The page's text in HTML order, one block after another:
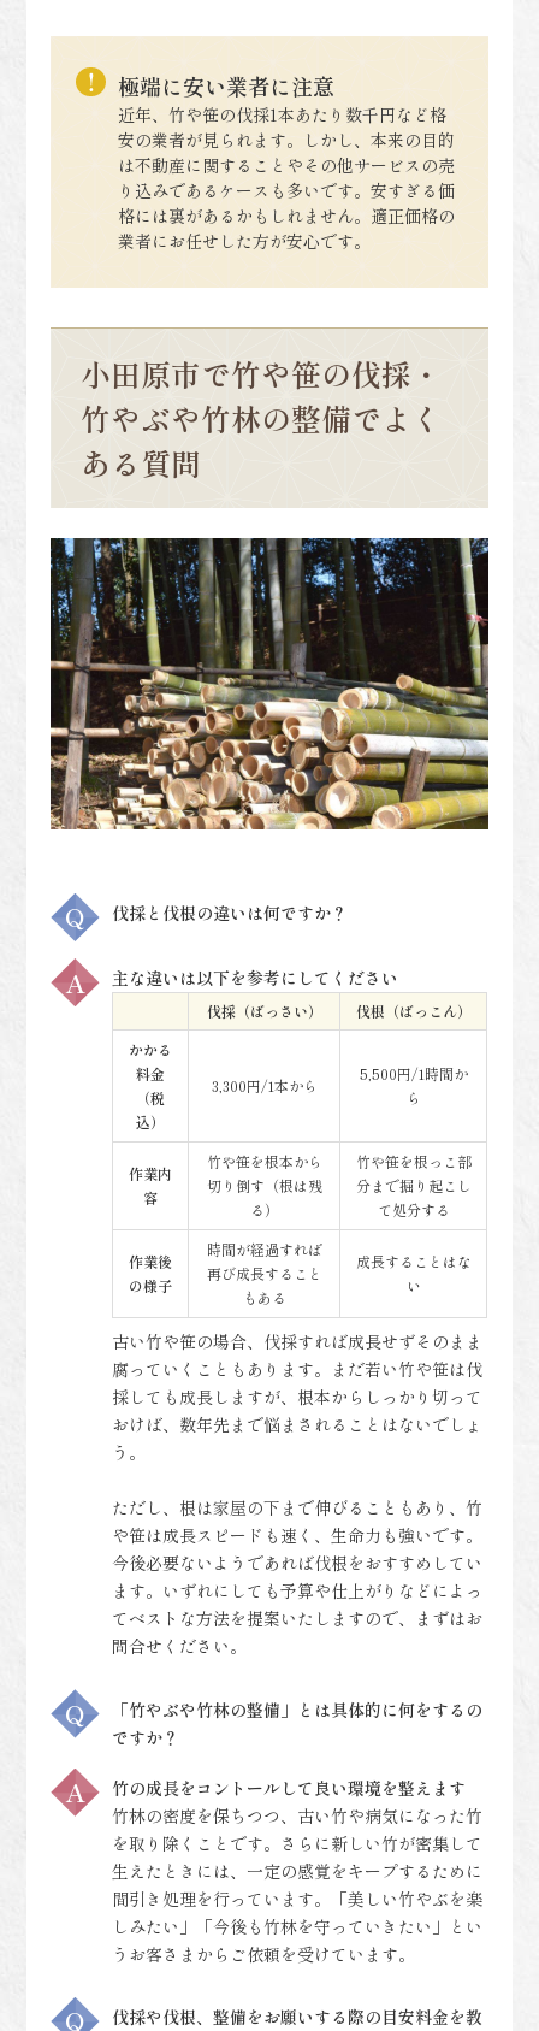
極端に安い業者に注意
近年、竹や笹の伐採1本あたり数千円など格
安の業者が見られます。しかし、本来の目的
は不動産に関することやその他サービスの売
り込みであるケースも多いです。安すぎる価
格には裏があるかもしれません。適正価格の
業者にお任せした方が安心です。
小田原市で竹や笹の伐採・
竹やぶや竹林の整備でよく
ある質問
伐採と伐根の違いは何ですか？
主な違いは以下を参考にしてください
伐採（ばっさい）
伐根（ばっこん）
かかる
料金
（税
込）
3,300円/1本から
5,500円/1時間か
ら
作業内
容
竹や笹を根本から
切り倒す（根は残
る）
竹や笹を根っこ部
分まで掘り起こし
て処分する
作業後
の様子
時間が経過すれば
再び成長すること
もある
成長することはな
い
古い竹や笹の場合、伐採すれば成長せずそのまま
腐っていくこともあります。まだ若い竹や笹は伐
採しても成長しますが、根本からしっかり切って
おけば、数年先まで悩まされることはないでしょ
う。
ただし、根は家屋の下まで伸びることもあり、竹
や笹は成長スピードも速く、生命力も強いです。
今後必要ないようであれば伐根をおすすめしてい
ます。いずれにしても予算や仕上がりなどによっ
てベストな方法を提案いたしますので、まずはお
問合せください。
「竹やぶや竹林の整備」とは具体的に何をするの
ですか？
竹の成長をコントールして良い環境を整えます
竹林の密度を保ちつつ、古い竹や病気になった竹
を取り除くことです。さらに新しい竹が密集して
生えたときには、一定の感覚をキープするために
間引き処理を行っています。「美しい竹やぶを楽
しみたい」「今後も竹林を守っていきたい」とい
うお客さまからご依頼を受けています。
伐採や伐根、整備をお願いする際の目安料金を教